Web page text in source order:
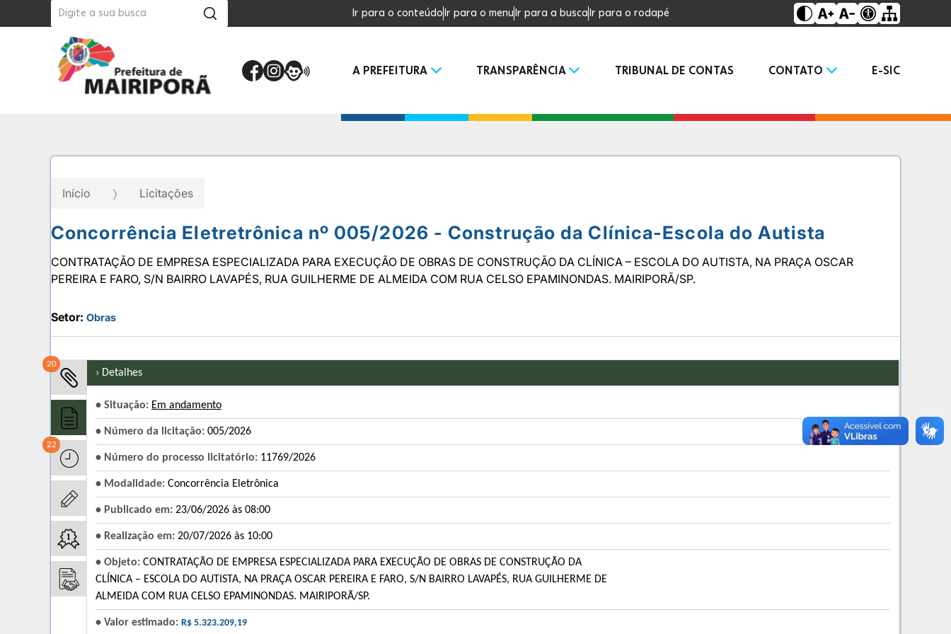
Ir para o conteúdoIr para o menuIr para a buscaIr para o rodapé
A PREFEITURA TRANSPARÊNCIA TRIBUNAL DE CONTAS CONTATO E-SIC
Início Licitações
Concorrência Eletretrônica nº 005/2026 - Construção da Clínica-Escola do Autista
CONTRATAÇÃO DE EMPRESA ESPECIALIZADA PARA EXECUÇÃO DE OBRAS DE CONSTRUÇÃO DA CLÍNICA – ESCOLA DO AUTISTA, NA PRAÇA OSCAR
PEREIRA E FARO, S/N BAIRRO LAVAPÉS, RUA GUILHERME DE ALMEIDA COM RUA CELSO EPAMINONDAS. MAIRIPORÃ/SP.
Setor: Obras
20
22
› Detalhes
• Situação: Em andamento
• Número da licitação: 005/2026
• Número do processo licitatório: 11769/2026
• Modalidade: Concorrência Eletrônica
• Publicado em: 23/06/2026 às 08:00
• Realização em: 20/07/2026 às 10:00
• Objeto: CONTRATAÇÃO DE EMPRESA ESPECIALIZADA PARA EXECUÇÃO DE OBRAS DE CONSTRUÇÃO DA
CLÍNICA – ESCOLA DO AUTISTA, NA PRAÇA OSCAR PEREIRA E FARO, S/N BAIRRO LAVAPÉS, RUA GUILHERME DE
ALMEIDA COM RUA CELSO EPAMINONDAS. MAIRIPORÃ/SP.
• Valor estimado: R$ 5.323.209,19